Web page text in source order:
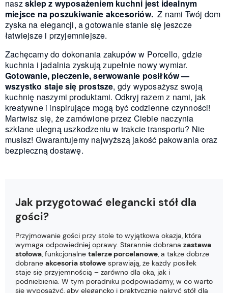
naszsklep z wyposażeniem kuchni jest idealnym
miejsce na poszukiwanie akcesoriów. Z nami Twój dom
zyska na elegancji, a gotowanie stanie się jeszcze
łatwiejsze i przyjemniejsze.
Zachęcamy do dokonania zakupów w Porcello, gdzie
kuchnia i jadalnia zyskują zupełnie nowy wymiar.
Gotowanie, pieczenie, serwowanie posiłków —
wszystko staje się prostsze, gdy wyposażysz swoją
kuchnię naszymi produktami. Odkryj razem z nami, jak
kreatywne i inspirujące mogą być codzienne czynności!
Martwisz się, że zamówione przez Ciebie naczynia
szklane ulegną uszkodzeniu w trakcie transportu? Nie
musisz! Gwarantujemy najwyższą jakość pakowania oraz
bezpieczną dostawę.
Jak przygotować elegancki stół dla
gości?
Przyjmowanie gości przy stole to wyjątkowa okazja, która
wymaga odpowiedniej oprawy. Starannie dobrana zastawa
stołowa, funkcjonalne talerze porcelanowe, a także dobrze
dobrane akcesoria stołowe sprawiają, że każdy posiłek
staje się przyjemnością – zarówno dla oka, jak i
podniebienia. W tym poradniku podpowiadamy, w co warto
się wyposażyć, aby elegancko i praktycznie nakryć stół dla